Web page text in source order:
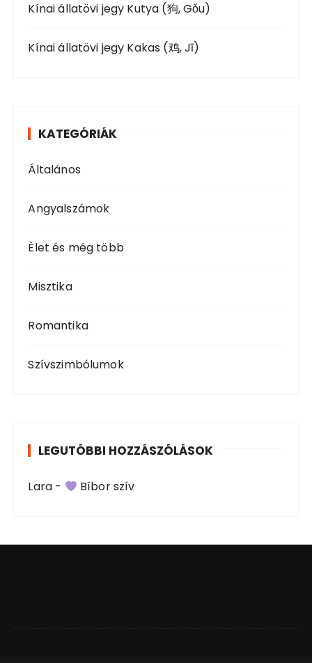
Kínai állatövi jegy Kutya (狗, Gǒu)
Kínai állatövi jegy Kakas (鸡, Jī)
KATEGÓRIÁK
Általános
Angyalszámok
Èlet és még több
Misztika
Romantika
Szívszimbólumok
LEGUTÓBBI HOZZÁSZÓLÁSOK
Lara - Bíbor szív